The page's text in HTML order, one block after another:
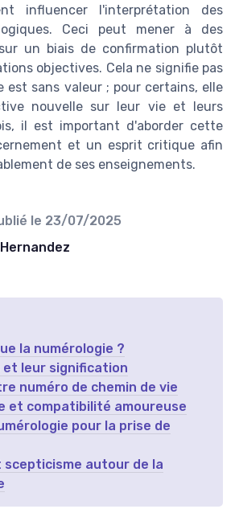
influencer l'interprétation des
Ceci peut mener à des
un biais de confirmation plutôt
objectives. Cela ne signifie pas
est sans valeur ; pour certains, elle
nouvelle sur leur vie et leurs
il est important d'aborder cette
et un esprit critique afin
de ses enseignements.
le 23/07/2025
la numérologie ?
et leur signification
numéro de chemin de vie
et compatibilité amoureuse
pour la prise de
scepticisme autour de la